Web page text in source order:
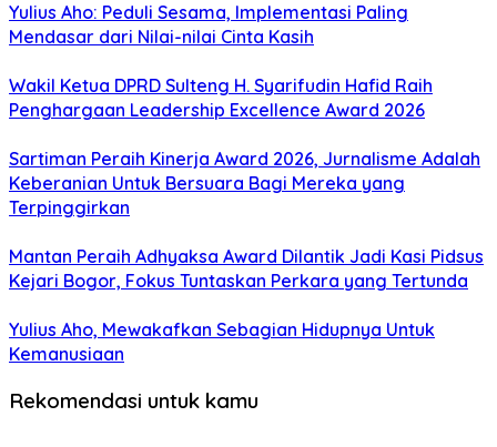
Yulius Aho: Peduli Sesama, Implementasi Paling
Mendasar dari Nilai-nilai Cinta Kasih
Wakil Ketua DPRD Sulteng H. Syarifudin Hafid Raih
Penghargaan Leadership Excellence Award 2026
Sartiman Peraih Kinerja Award 2026, Jurnalisme Adalah
Keberanian Untuk Bersuara Bagi Mereka yang
Terpinggirkan
Mantan Peraih Adhyaksa Award Dilantik Jadi Kasi Pidsus
Kejari Bogor, Fokus Tuntaskan Perkara yang Tertunda
Yulius Aho, Mewakafkan Sebagian Hidupnya Untuk
Kemanusiaan
Rekomendasi untuk kamu